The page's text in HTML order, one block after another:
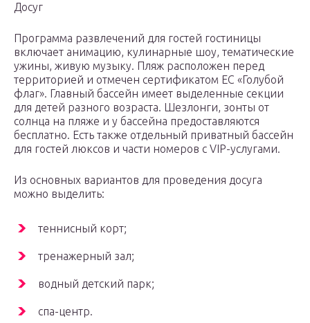
Досуг
Программа развлечений для гостей гостиницы
включает анимацию, кулинарные шоу, тематические
ужины, живую музыку. Пляж расположен перед
территорией и отмечен сертификатом ЕС «Голубой
флаг». Главный бассейн имеет выделенные секции
для детей разного возраста. Шезлонги, зонты от
солнца на пляже и у бассейна предоставляются
бесплатно. Есть также отдельный приватный бассейн
для гостей люксов и части номеров с VIP-услугами.
Из основных вариантов для проведения досуга
можно выделить:
теннисный корт;
тренажерный зал;
водный детский парк;
спа-центр.